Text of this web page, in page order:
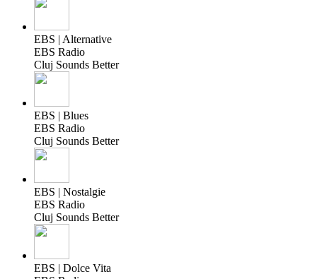
EBS | Alternative
EBS Radio
Cluj Sounds Better
EBS | Blues
EBS Radio
Cluj Sounds Better
EBS | Nostalgie
EBS Radio
Cluj Sounds Better
EBS | Dolce Vita